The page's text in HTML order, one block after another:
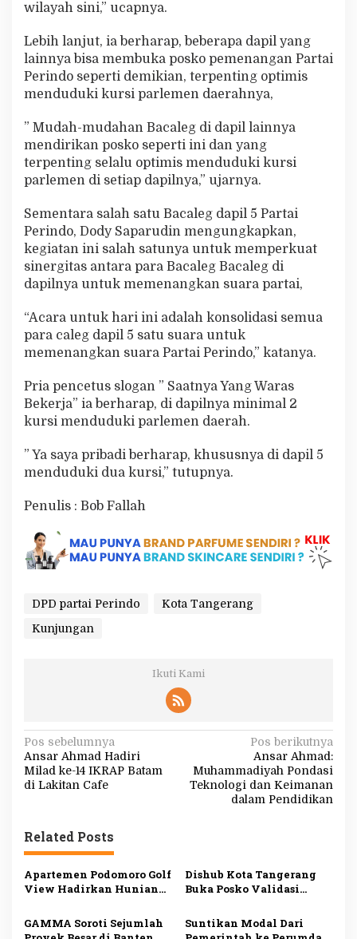
wilayah sini,” ucapnya.
Lebih lanjut, ia berharap, beberapa dapil yang
lainnya bisa membuka posko pemenangan Partai
Perindo seperti demikian, terpenting optimis
menduduki kursi parlemen daerahnya,
” Mudah-mudahan Bacaleg di dapil lainnya
mendirikan posko seperti ini dan yang
terpenting selalu optimis menduduki kursi
parlemen di setiap dapilnya,” ujarnya.
Sementara salah satu Bacaleg dapil 5 Partai
Perindo, Dody Saparudin mengungkapkan,
kegiatan ini salah satunya untuk memperkuat
sinergitas antara para Bacaleg Bacaleg di
dapilnya untuk memenangkan suara partai,
“Acara untuk hari ini adalah konsolidasi semua
para caleg dapil 5 satu suara untuk
memenangkan suara Partai Perindo,” katanya.
Pria pencetus slogan ” Saatnya Yang Waras
Bekerja” ia berharap, di dapilnya minimal 2
kursi menduduki parlemen daerah.
” Ya saya pribadi berharap, khususnya di dapil 5
menduduki dua kursi,” tutupnya.
Penulis : Bob Fallah
DPD partai Perindo
Kota Tangerang
Kunjungan
Ikuti Kami
N
a
v
g
a
s
p
Pos sebelumnya
Ansar Ahmad Hadiri
Milad ke-14 IKRAP Batam
di Lakitan Cafe
Pos berikutnya
Ansar Ahmad:
Muhammadiyah Pondasi
Teknologi dan Keimanan
dalam Pendidikan
Related Posts
Apartemen Podomoro Golf
View Hadirkan Hunian
Kawasan Strategis
Cimanggis
Dishub Kota Tangerang
Buka Posko Validasi
GAMMA Soroti Sejumlah
Suntikan Modal Dari